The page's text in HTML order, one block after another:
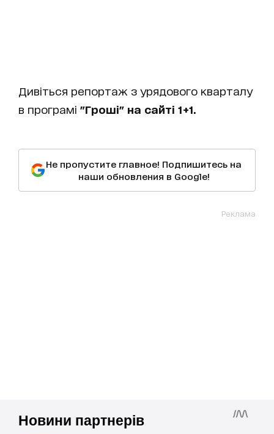
Дивіться репортаж з урядового кварталу
в програмі "Гроші" на сайті 1+1.
Не пропустите главное! Подпишитесь на
наши обновления в Google!
Реклама